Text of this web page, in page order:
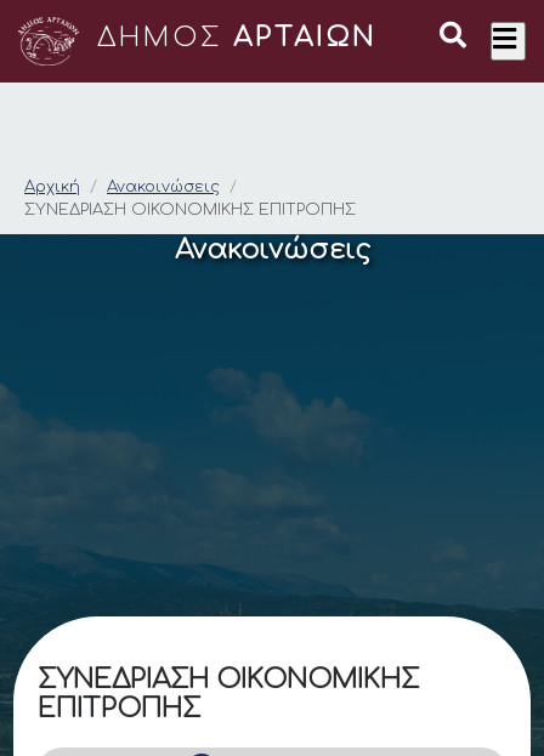
ΔΗΜΟΣ ΑΡΤΑΙΩΝ
ΣΥΝΕΔΡΙΑΣΗ
Αρχική
Ανακοινώσεις
ΣΥΝΕΔΡΙΑΣΗ ΟΙΚΟΝΟΜΙΚΗΣ ΕΠΙΤΡΟΠΗΣ
Ανακοινώσεις
ΣΥΝΕΔΡΙΑΣΗ ΟΙΚΟΝΟΜΙΚΗΣ
ΕΠΙΤΡΟΠΗΣ